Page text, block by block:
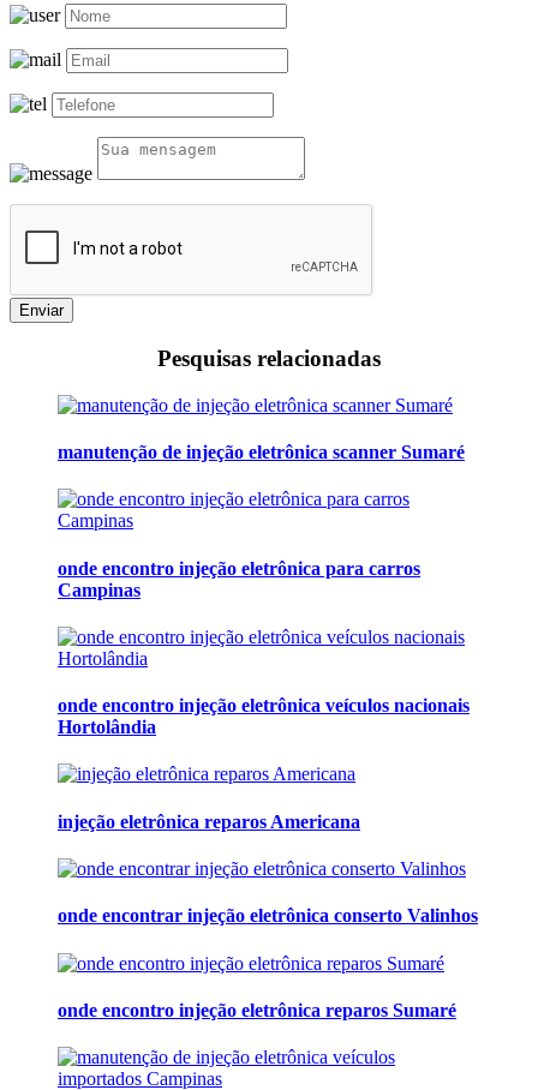
Enviar
Pesquisas relacionadas
manutenção de injeção eletrônica scanner Sumaré
onde encontro injeção eletrônica para carros
Campinas
onde encontro injeção eletrônica veículos nacionais
Hortolândia
injeção eletrônica reparos Americana
onde encontrar injeção eletrônica conserto Valinhos
onde encontro injeção eletrônica reparos Sumaré